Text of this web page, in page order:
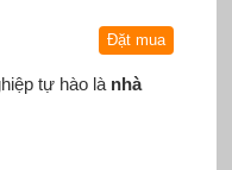
tự hào là nhà